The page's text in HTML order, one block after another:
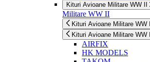
Kituri Avioane Militare WW II
Militare WW II
Kituri Avioane Militare WW II
Kituri Avioane Militare WW II
AIRFIX
HK MODELS